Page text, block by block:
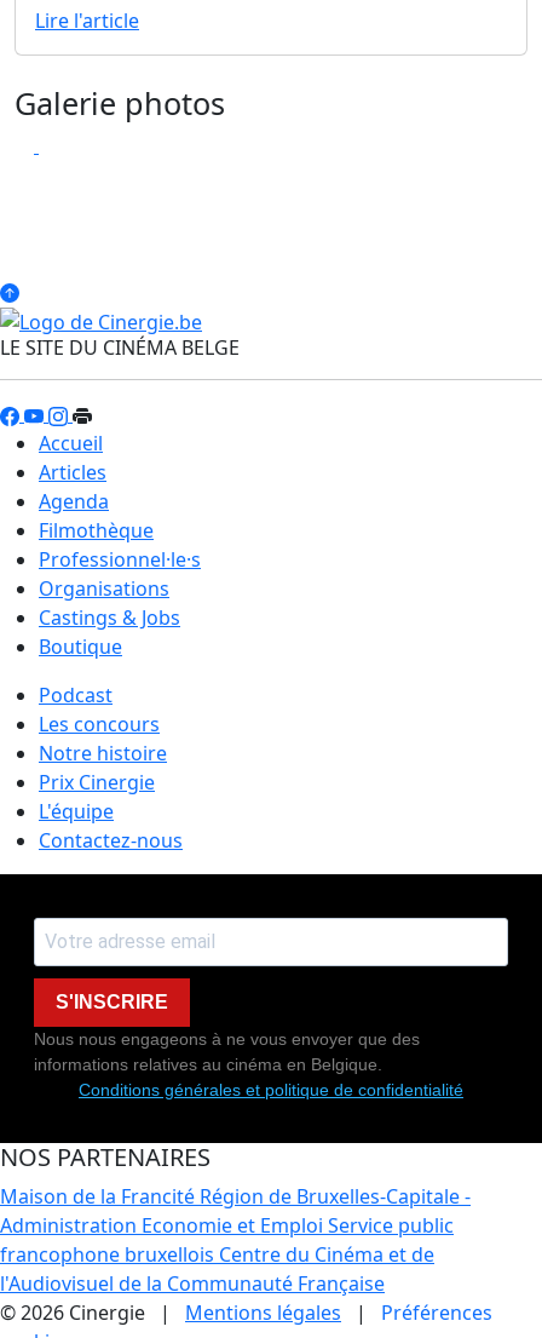
Lire l'article
Galerie photos
LE SITE DU CINÉMA BELGE
Accueil
Articles
Agenda
Filmothèque
Professionnel·le·s
Organisations
Castings & Jobs
Boutique
Podcast
Les concours
Notre histoire
Prix Cinergie
L'équipe
Contactez-nous
S'INSCRIRE
Nous nous engageons à ne vous envoyer que des
informations relatives au cinéma en Belgique.
Conditions générales et politique de confidentialité
NOS PARTENAIRES
Maison de la Francité Région de Bruxelles-Capitale -
Administration Economie et Emploi Service public
francophone bruxellois Centre du Cinéma et de
l'Audiovisuel de la Communauté Française
© 2026 Cinergie | Mentions légales | Préférences